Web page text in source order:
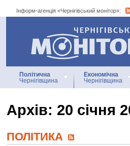
Інформ-агенція «Чернігівський монітор»:
Інформ-агенція
«Чернігівський
Політична
Чернігівщина
Економічна
Чернігівщина
Архiв: 20 січня
ПОЛІТИКА